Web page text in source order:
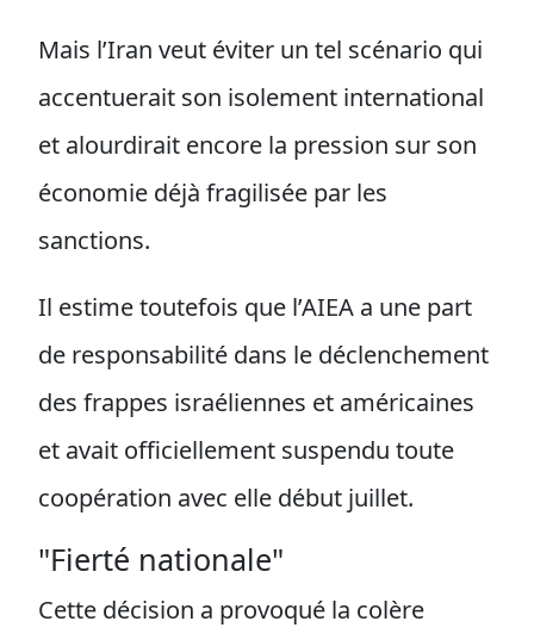
Mais l’Iran veut éviter un tel scénario qui
accentuerait son isolement international
et alourdirait encore la pression sur son
économie déjà fragilisée par les
sanctions.
Il estime toutefois que l’AIEA a une part
de responsabilité dans le déclenchement
des frappes israéliennes et américaines
et avait officiellement suspendu toute
coopération avec elle début juillet.
"Fierté nationale"
Cette décision a provoqué la colère